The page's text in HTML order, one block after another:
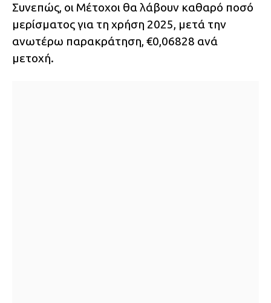
Συνεπώς, οι Μέτοχοι θα λάβουν καθαρό ποσό
μερίσματος για τη χρήση 2025, μετά την
ανωτέρω παρακράτηση, €0,06828 ανά
μετοχή.